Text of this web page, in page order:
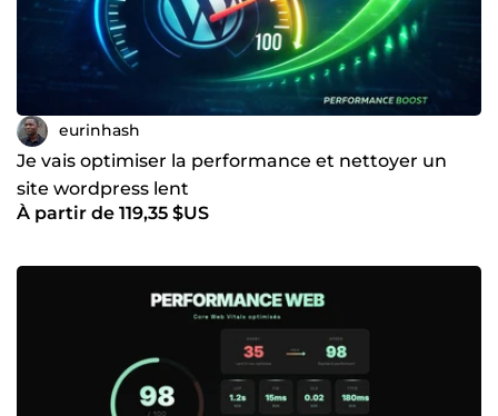
eurinhash
Je vais optimiser la performance et nettoyer un
site wordpress lent
À partir de 119,35 $US